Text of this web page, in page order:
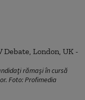
rămaşi în cursă
Foto: Profimedia